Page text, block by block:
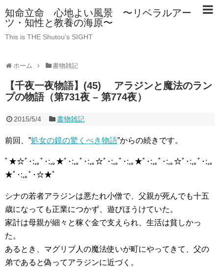
知命立命 心地よい風景 〜リベラルアー
ツ・知性と教養の海原〜
This is THE Shutou's SIGHT
ホーム 書物雑記
【千夜一夜物語】(45) アラジンと魔法のラン
プの物語（第731夜 – 第774夜）
2015/5/4 書物雑記
前回、”処女の鏡の驚くべき物語”からの続きです。
ﾟ★☆ﾟ･:,｡ﾟ･:,｡★ﾟ･:,｡ﾟ･:,｡☆ﾟ･:,｡ﾟ･:,｡★ﾟ･:,｡ﾟ･:,｡☆ﾟ･:,｡ﾟ･:,｡
★ﾟ･:,｡ﾟ･☆★ﾟ
シナの若者アラジンは悪たれ小僧で、父親が死んでも十五
歳になっても正業につかず、遊びほうけていた。
家計は母親が細々と稼ぐ金で支えられ、生活は貧しかっ
た。
あるとき、マグリブ人の魔法使いが町にやってきて、父の
弟であると偽ってアラジンに近づく。